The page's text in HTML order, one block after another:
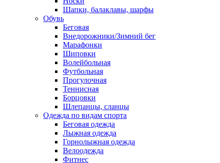
Шапки, балаклавы, шарфы
Обувь
Беговая
Внедорожники/Зимний бег
Марафонки
Шиповки
Волейбольная
Футбольная
Прогулочная
Теннисная
Борцовки
Шлепанцы, сланцы
Одежда по видам спорта
Беговая одежда
Лыжная одежда
Горнолыжная одежда
Велоодежда
Фитнес